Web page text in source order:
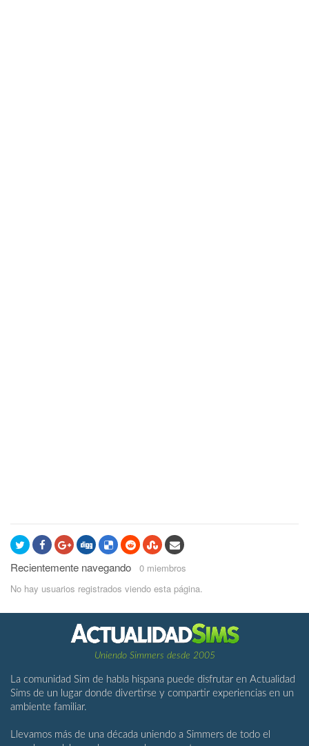
Recientemente navegando 0 miembros
No hay usuarios registrados viendo esta página.
Uniendo Simmers desde 2005
La comunidad Sim de habla hispana puede disfrutar en Actualidad
Sims de un lugar donde divertirse y compartir experiencias en un
ambiente familiar.
Llevamos más de una década uniendo a Simmers de todo el